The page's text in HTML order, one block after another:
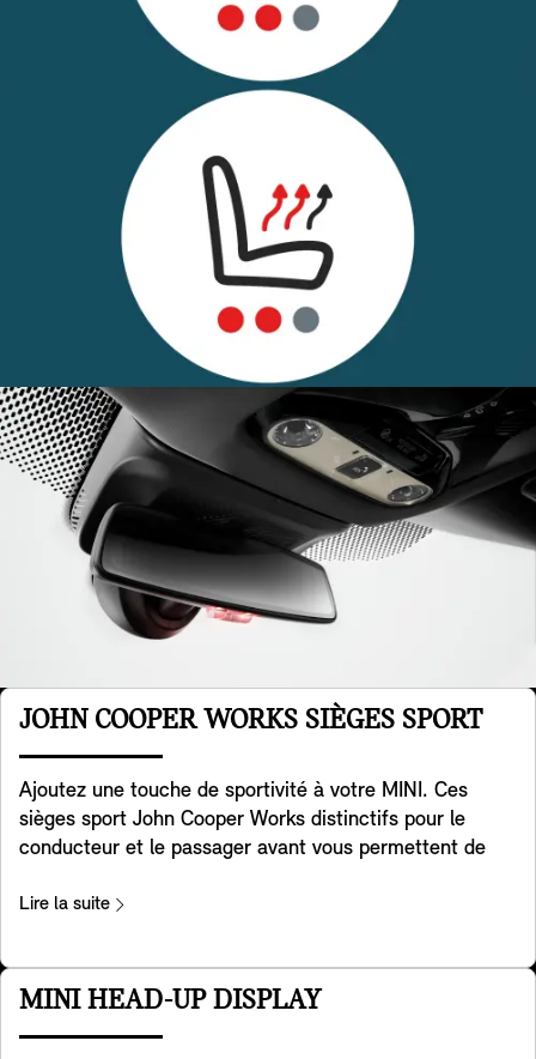
JOHN COOPER WORKS SIÈGES SPORT
Ajoutez une touche de sportivité à votre MINI. Ces
sièges sport John Cooper Works distinctifs pour le
conducteur et le passager avant vous permettent de
Développés à partir de la géométrie spéciale des sièges
soutien supplémentaire aux épaules lorsque vous
prenez les virages avec la maniabilité légendaire de la
Lire la suite
MINI HEAD-UP DISPLAY